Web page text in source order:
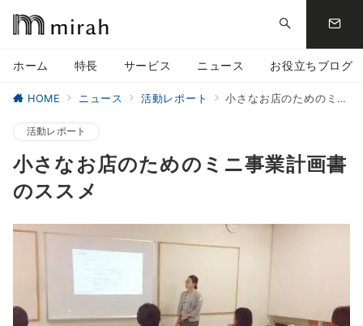
ホーム 特長 サービス ニュース お役立ちブログ
HOME ニュース 活動レポート 小さなお店のためのミニ事業計画書のススメ
活動レポート
小さなお店のためのミニ事業計画書
のススメ